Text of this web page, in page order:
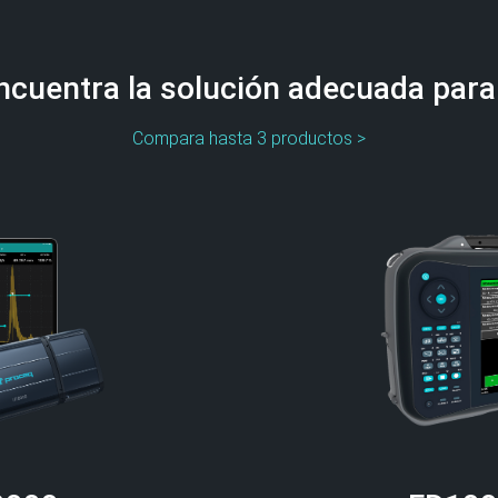
la solución adecuada
Compara hasta 3 productos >